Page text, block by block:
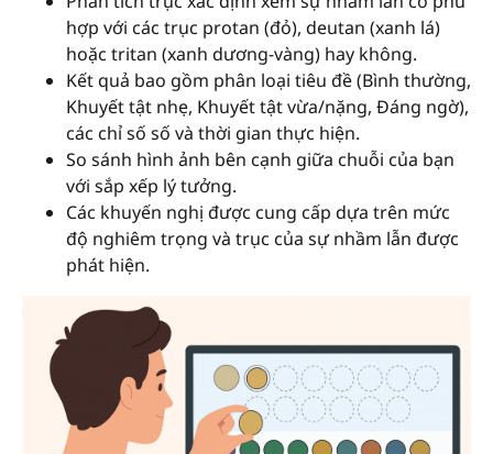
hợp với các trục protan (đỏ), deutan (xanh lá)
hoặc tritan (xanh dương-vàng) hay không.
Kết quả bao gồm phân loại tiêu đề (Bình thường,
Khuyết tật nhẹ, Khuyết tật vừa/nặng, Đáng ngờ),
các chỉ số số và thời gian thực hiện.
So sánh hình ảnh bên cạnh giữa chuỗi của bạn
với sắp xếp lý tưởng.
Các khuyến nghị được cung cấp dựa trên mức
độ nghiêm trọng và trục của sự nhầm lẫn được
phát hiện.